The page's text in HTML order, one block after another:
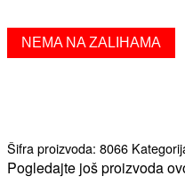
NEMA NA ZALIHAMA
Šifra proizvoda: 8066
Pogledajte još proizvoda